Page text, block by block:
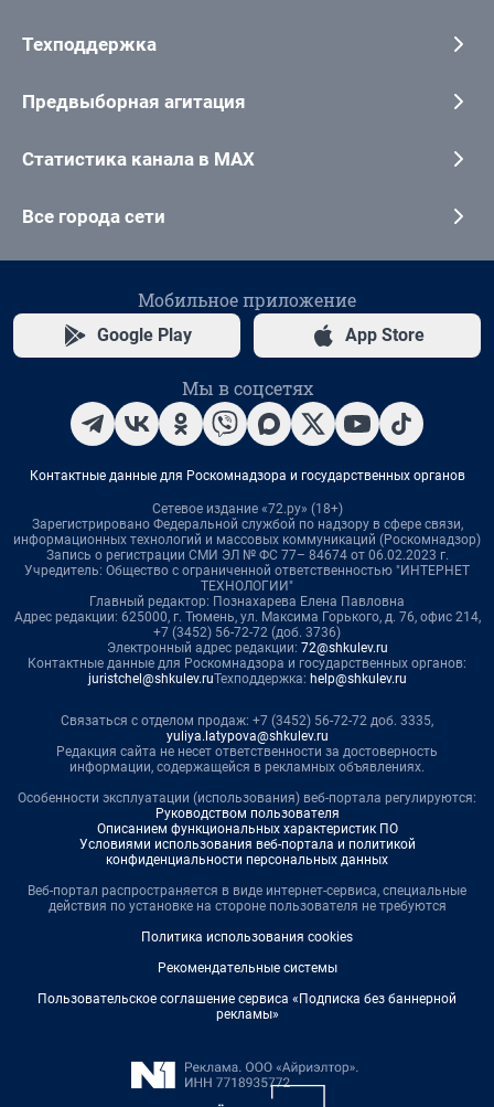
Техподдержка
Предвыборная агитация
Статистика канала в MAX
Все города сети
Мобильное приложение
Google Play App Store
Мы в соцсетях
Контактные данные для Роскомнадзора и государственных органов
Сетевое издание «72.ру» (18+)
Зарегистрировано Федеральной службой по надзору в сфере связи,
информационных технологий и массовых коммуникаций (Роскомнадзор)
Запись о регистрации СМИ ЭЛ № ФС 77– 84674 от 06.02.2023 г.
Учредитель: Общество с ограниченной ответственностью "ИНТЕРНЕТ
ТЕХНОЛОГИИ"
Главный редактор: Познахарева Елена Павловна
Адрес редакции: 625000, г. Тюмень, ул. Максима Горького, д. 76, офис 214,
+7 (3452) 56-72-72 (доб. 3736)
Электронный адрес редакции: 72@shkulev.ru
Контактные данные для Роскомнадзора и государственных органов:
juristchel@shkulev.ruТехподдержка: help@shkulev.ru
Связаться с отделом продаж: +7 (3452) 56-72-72 доб. 3335,
yuliya.latypova@shkulev.ru
Редакция сайта не несет ответственности за достоверность
информации, содержащейся в рекламных объявлениях.
Особенности эксплуатации (использования) веб-портала регулируются:
Руководством пользователя
Описанием функциональных характеристик ПО
Условиями использования веб-портала и политикой
конфиденциальности персональных данных
Веб-портал распространяется в виде интернет-сервиса, специальные
действия по установке на стороне пользователя не требуются
Политика использования cookies
Рекомендательные системы
Пользовательское соглашение сервиса «Подписка без баннерной
рекламы»